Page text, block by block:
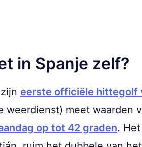
in Spanje zelf?
eerste officiële hittegolf
weerdienst) meet waarden
op tot 42 graden.